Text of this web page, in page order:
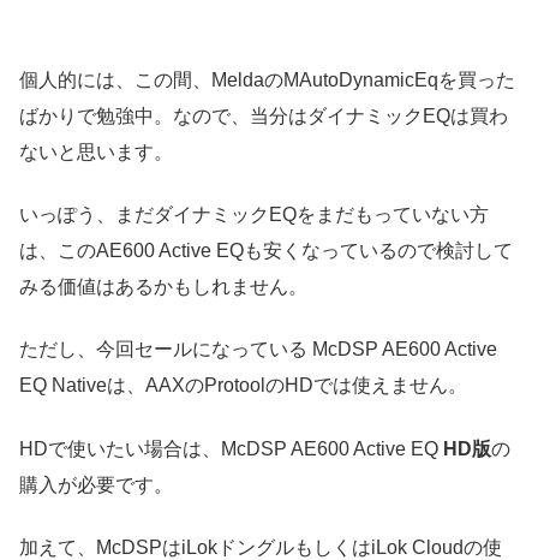
個人的には、この間、MeldaのMAutoDynamicEqを買った
ばかりで勉強中。なので、当分はダイナミックEQは買わ
ないと思います。
いっぽう、まだダイナミックEQをまだもっていない方
は、このAE600 Active EQも安くなっているので検討して
みる価値はあるかもしれません。
ただし、今回セールになっている McDSP AE600 Active
EQ Nativeは、AAXのProtoolのHDでは使えません。
HDで使いたい場合は、McDSP AE600 Active EQ HD版の
購入が必要です。
加えて、McDSPはiLokドングルもしくはiLok Cloudの使